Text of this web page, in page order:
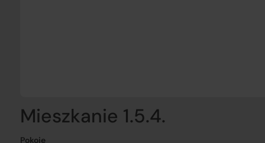
Mieszkanie 1.5.4.
Pokoje